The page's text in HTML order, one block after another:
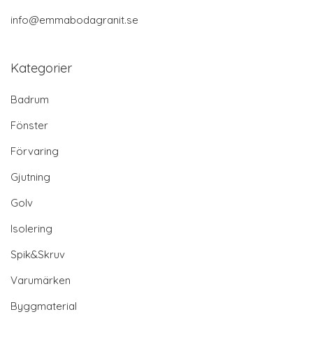
info@emmabodagranit.se
Kategorier
Badrum
Fönster
Förvaring
Gjutning
Golv
Isolering
Spik&Skruv
Varumärken
Byggmaterial